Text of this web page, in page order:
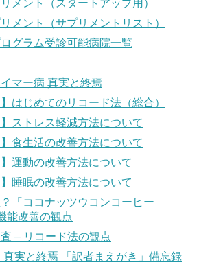
メント（スタートアップ用）
メント（サプリメントリスト）
グラム受診可能病院一覧
マー病 真実と終焉
はじめてのリコード法（総合）
】ストレス軽減方法について
】食生活の改善方法について
運動の改善方法について
睡眠の改善方法について
「ココナッツウコンコーヒー
能改善の観点
– リコード法の観点
真実と終焉 「訳者まえがき」備忘録